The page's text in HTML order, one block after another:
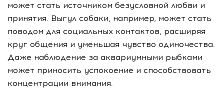
может стать источником безусловной любви и
принятия. Выгул собаки, например, может стать
поводом для социальных контактов, расширяя
круг общения и уменьшая чувство одиночества.
Даже наблюдение за аквариумными рыбками
может приносить успокоение и способствовать
концентрации внимания.